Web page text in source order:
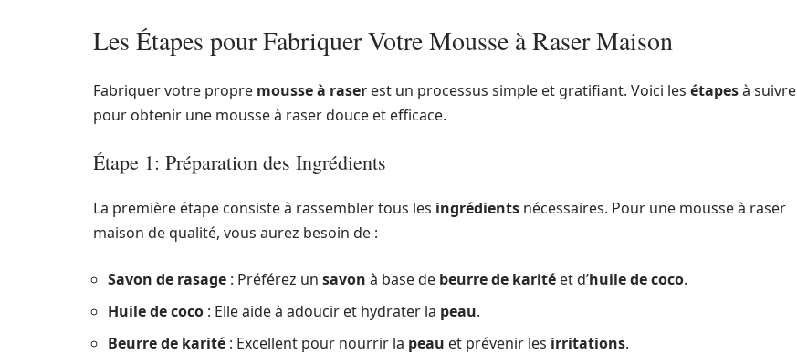
Les Étapes pour Fabriquer Votre Mousse à Raser Maison
Fabriquer votre propre mousse à raser est un processus simple et gratifiant. Voici les étapesà suivre
pour obtenir une mousse à raser douce et efficace.
Étape 1: Préparation des Ingrédients
La première étape consiste à rassembler tous les ingrédients nécessaires. Pour une mousse à raser
maison de qualité, vous aurez besoin de :
Savon de rasage : Préférez un savon à base de beurre de karité et d’huile de coco.
Huile de coco : Elle aide à adoucir et hydrater la peau.
Beurre de karité : Excellent pour nourrir la peau et prévenir les irritations.